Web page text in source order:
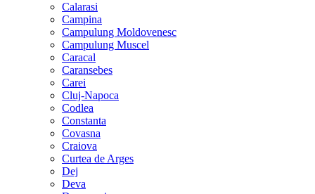
Calarasi
Campina
Campulung Moldovenesc
Campulung Muscel
Caracal
Caransebes
Carei
Cluj-Napoca
Codlea
Constanta
Covasna
Craiova
Curtea de Arges
Dej
Deva